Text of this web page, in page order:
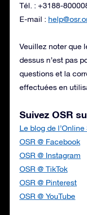
Tél. : +3188-
E-mail :
Veuillez noter que
dessus n’est pas
questions et la
effectuées en
Suivez OSR
Le blog de
OSR @ Facebook
OSR @ Instagram
OSR @ TikTok
OSR @ Pinterest
OSR @ YouTube